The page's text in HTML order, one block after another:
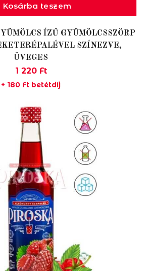
Kosárba teszem
ÍZŰ GYÜMÖLCSSZÖRP
SZÍNEZVE,
ÜVEGES
1 220 Ft
+ 180 Ft betétdíj